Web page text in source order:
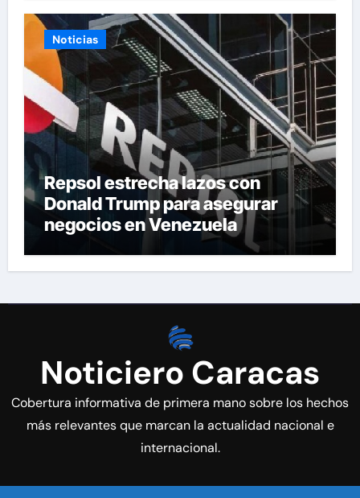
Noticias
Repsol estrecha lazos con
Donald Trump para asegurar
negocios en Venezuela
Noticiero Caracas
Cobertura informativa de primera mano sobre los hechos
más relevantes que marcan la actualidad nacional e
internacional.